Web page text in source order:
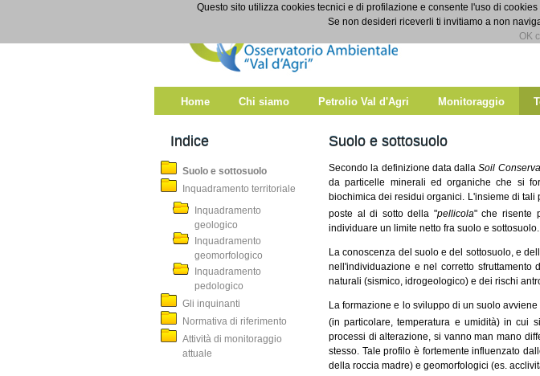
Suolo e sottosuolo
Home Chi siamo Petrolio Val d'Agri Monitoraggio
Indice
Suolo e sottosuolo
Inquadramento territoriale
Inquadramento
geologico
Inquadramento
geomorfologico
Inquadramento
pedologico
Gli inquinanti
Normativa di riferimento
Attività di monitoraggio
attuale
Suolo e sottosuolo
Secondo la definizione data dallaSoil
da particelle minerali ed organiche che si
biochimica dei residui organici. L'insieme di
poste al di sotto della "pellicola" che risente
individuare un limite netto fra suolo e sottosuolo.
La conoscenza del suolo e del sottosuolo, e
nell'individuazione e nel corretto sfruttamento
naturali (sismico, idrogeologico) e dei rischi
La formazione e lo sviluppo di un suolo
(in particolare, temperatura e umidità) in cui
processi di alterazione, si vanno man mano
stesso. Tale profilo è fortemente influenzato
della roccia madre) e geomorfologici (es.
Questo sito utilizza cookies tecnici e di profilazione e consente l'uso di
Se non desideri riceverli ti invitiamo a non
OK